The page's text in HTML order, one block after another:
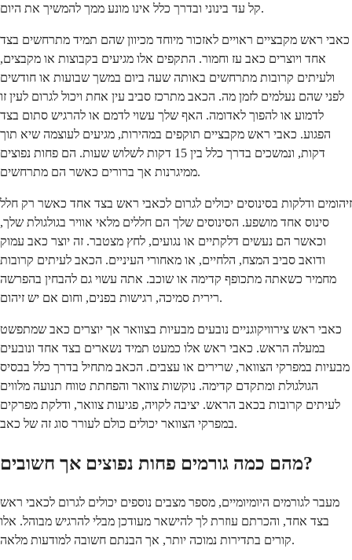
קל עד בינוני ובדרך כלל אינו מונע ממך להמשיך את היום.
כאבי ראש מקבציים ראויים לאזכור מיוחד מכיוון שהם תמיד מתרחשים בצד
אחד ויוצרים כאב עז וחמור. התקפים אלו מגיעים בקבוצות או מקבצים,
ולעיתים קרובות מתרחשים באותה שעה ביום במשך שבועות או חודשים
לפני שהם נעלמים לזמן מה. הכאב מתרכז סביב עין אחת ויכול לגרום לעין זו
לדמוע או להפוך לאדומה. האף שלך עשוי לדמם או להרגיש סתום בצד
הפגוע. כאבי ראש מקבציים תוקפים במהירות, מגיעים לעוצמה שיא תוך
דקות, ונמשכים בדרך כלל בין 15 דקות לשלוש שעות. הם פחות נפוצים
ממיגרנות אך ברורים כאשר הם מתרחשים.
זיהומים ודלקות בסינוסים יכולים לגרום לכאבי ראש בצד אחד כאשר רק חלל
סינוס אחד מושפע. הסינוסים שלך הם חללים מלאי אוויר בגולגולת שלך,
וכאשר הם נעשים דלקתיים או נגועים, לחץ מצטבר. זה יוצר כאב עמוק
ודואב סביב המצח, הלחיים, או מאחורי העיניים. הכאב לעיתים קרובות
מחמיר כשאתה מתכופף קדימה או שוכב. אתה עשוי גם להבחין בהפרשה
רירית סמיכה, רגישות בפנים, וחום אם יש זיהום.
כאבי ראש צירוויקוגניים נובעים מבעיות בצוואר אך יוצרים כאב שמתפשט
במעלה הראש. כאבי ראש אלו כמעט תמיד נשארים בצד אחד ונובעים
מבעיות במפרקי הצוואר, שרירים או עצבים. הכאב מתחיל בדרך כלל בבסיס
הגולגולת ומתקדם קדימה. נוקשות צוואר והפחתת טווח תנועה מלווים
לעיתים קרובות בכאב הראש. יציבה לקויה, פגיעות צוואר, ודלקת מפרקים
במפרקי הצוואר יכולים כולם לעורר סוג זה של כאב.
מהם כמה גורמים פחות נפוצים אך חשובים?
מעבר לגורמים היומיומיים, מספר מצבים נוספים יכולים לגרום לכאבי ראש
בצד אחד, והכרתם עוזרת לך להישאר מעודכן מבלי להרגיש מבוהל. אלו
קורים בתדירות נמוכה יותר, אך הבנתם חשובה למודעות מלאה.